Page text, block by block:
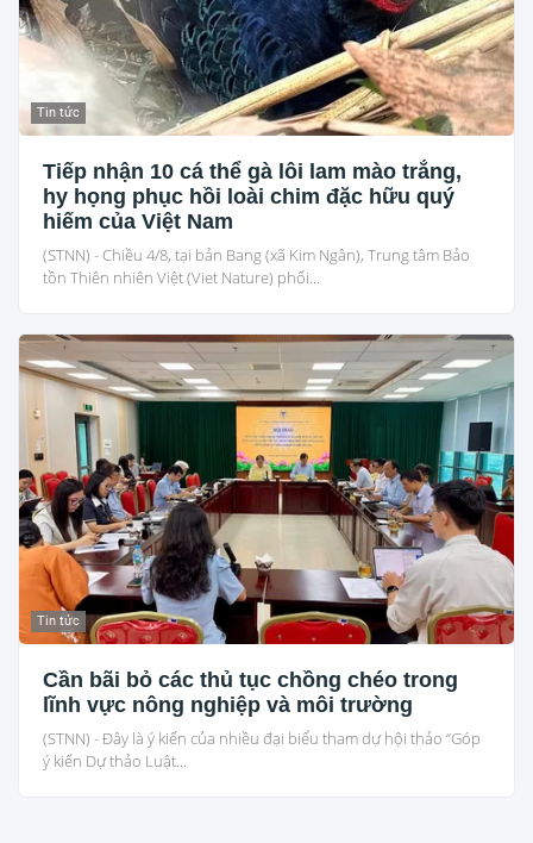
Tin tức
Tiếp nhận 10 cá thể gà lôi lam mào trắng,
hy họng phục hồi loài chim đặc hữu quý
hiếm của Việt Nam
(STNN) - Chiều 4/8, tại bản Bang (xã Kim Ngân), Trung tâm Bảo
tồn Thiên nhiên Việt (Viet Nature) phối...
Tin tức
Cần bãi bỏ các thủ tục chồng chéo trong
lĩnh vực nông nghiệp và môi trường
(STNN) - Đây là ý kiến của nhiều đại biểu tham dự hội thảo “Góp
ý kiến Dự thảo Luật...